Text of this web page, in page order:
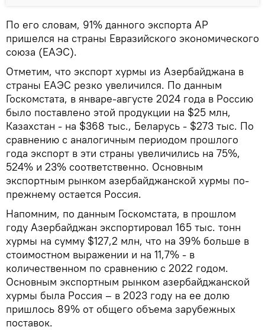
По его словам, 91% данного экспорта АР
пришелся на страны Евразийского экономического
союза (ЕАЭС).
Отметим, что экспорт хурмы из Азербайджана в
страны ЕАЭС резко увеличился. По данным
Госкомстата, в январе-августе 2024 года в Россию
было поставлено этой продукции на $25 млн,
Казахстан - на $368 тыс., Беларусь - $273 тыс. По
сравнению с аналогичным периодом прошлого
года экспорт в эти страны увеличились на 75%,
524% и 23% соответственно. Основным
экспортным рынком азербайджанской хурмы по-
прежнему остается Россия.
Напомним, по данным Госкомстата, в прошлом
году Азербайджан экспортировал 165 тыс. тонн
хурмы на сумму $127,2 млн, что на 39% больше в
стоимостном выражении и на 11,7% - в
количественном по сравнению с 2022 годом.
Основным экспортным рынком азербайджанской
хурмы была Россия – в 2023 году на ее долю
пришлось 89% от общего объема зарубежных
поставок.